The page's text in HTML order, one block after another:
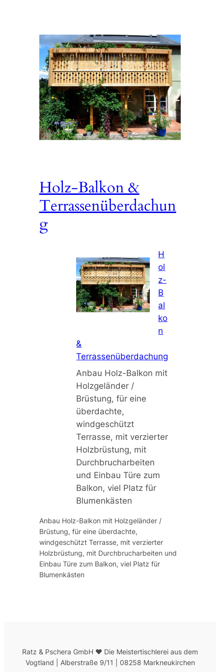
Holz-Balkon &
Terrassenüberdachun
g
H
ol
z-
B
al
ko
n
&
Terrassenüberdachung
Anbau Holz-Balkon mit
Holzgeländer /
Brüstung, für eine
überdachte,
windgeschützt
Terrasse, mit verzierter
Holzbrüstung, mit
Durchbrucharbeiten
und Einbau Türe zum
Balkon, viel Platz für
Blumenkästen
Anbau Holz-Balkon mit Holzgeländer /
Brüstung, für eine überdachte,
windgeschützt Terrasse, mit verzierter
Holzbrüstung, mit Durchbrucharbeiten und
Einbau Türe zum Balkon, viel Platz für
Blumenkästen
Ratz & Pschera GmbH ♥ Die Meistertischlerei aus dem
Vogtland | Alberstraße 9/11 | 08258 Markneukirchen